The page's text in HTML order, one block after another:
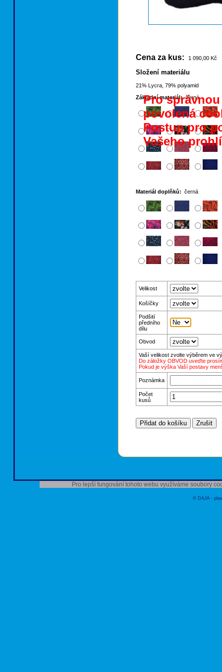
Pro
povolená
Postup pro
Vašeho
Cena za kus: 1 090,00 Kč
Složení materiálu
21% Lycra, 79% polyamid
Základní materiál:černá
Materiál doplňků: černá
Velikost
Košíčky
Podšití
předního
dílu
Obvod
Vaší velikost zvolte výběrem ve
Do záložky OBVOD uveďte
Pokud je výška Vaší postavy
Poznámka
Počet
kusů
Pro lepší fungování tohoto webu využíváme soubory
© DAJA -